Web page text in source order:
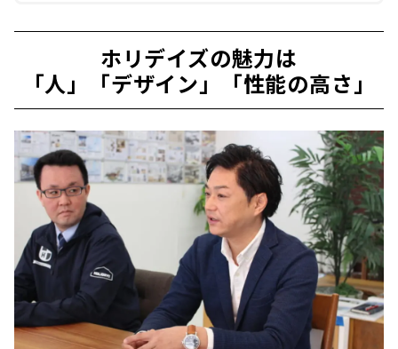
ホリデイズの魅力は
「人」「デザイン」「性能の高さ」